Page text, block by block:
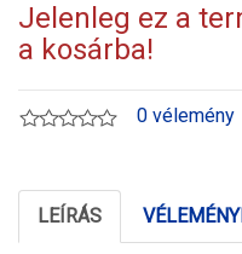
Jelenleg ez a
a kosárba!
0 vélemény
LEÍRÁS